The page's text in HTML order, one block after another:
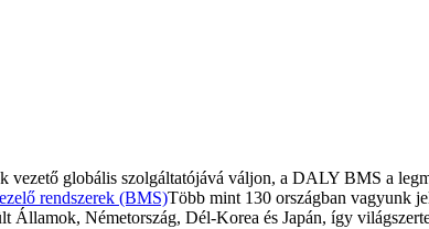
globális szolgáltatójává váljon, a DALY BMS a
rendszerek (BMS)Több mint 130 országban vagyunk
Államok, Németország, Dél-Korea és Japán, így